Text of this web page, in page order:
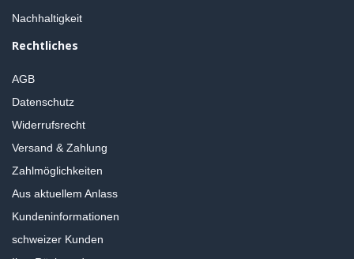
Nachhaltigkeit
Rechtliches
AGB
Datenschutz
Widerrufsrecht
Versand & Zahlung
Zahlmöglichkeiten
Aus aktuellem Anlass
Kundeninformationen
schweizer Kunden